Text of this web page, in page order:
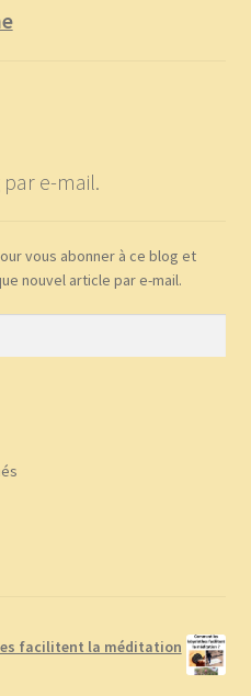
e-mail.
vous abonner à ce blog et
nouvel article par e-mail.
facilitent la méditation